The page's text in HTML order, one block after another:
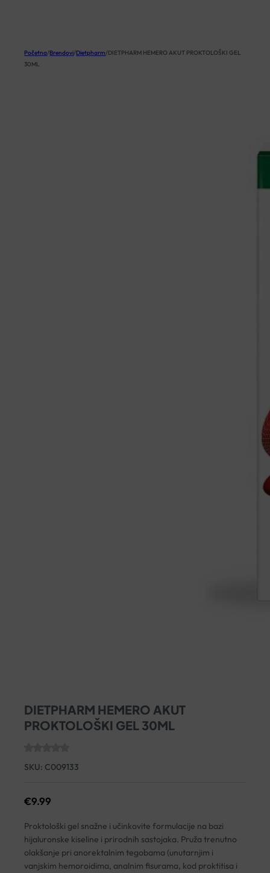
Početna/Brendovi/Dietpharm/DIETPHARM HEMERO AKUT PROKTOLOŠKI GEL
30ML
DIETPHARM HEMERO AKUT
PROKTOLOŠKI GEL 30ML
SKU: C009133
€9.99
Proktološki gel snažne i učinkovite formulacije na bazi
hijaluronske kiseline i prirodnih sastojaka. Pruža trenutno
olakšanje pri anorektalnim tegobama (unutarnjim i
vanjskim hemoroidima, analnim fisurama, kod proktitisa i